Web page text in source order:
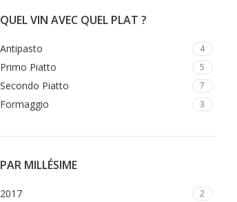
QUEL VIN AVEC QUEL PLAT ?
Antipasto 4
Primo Piatto 5
Secondo Piatto 7
Formaggio 3
PAR MILLÉSIME
2017 2